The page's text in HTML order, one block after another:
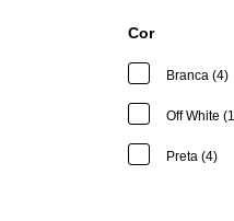
Cor
Branca (4)
Off White
Preta (4)